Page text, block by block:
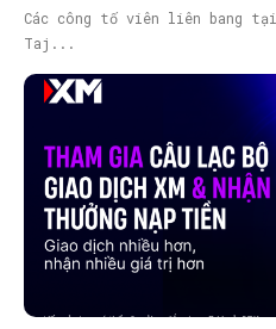
Các công tố viên liên bang
Taj...